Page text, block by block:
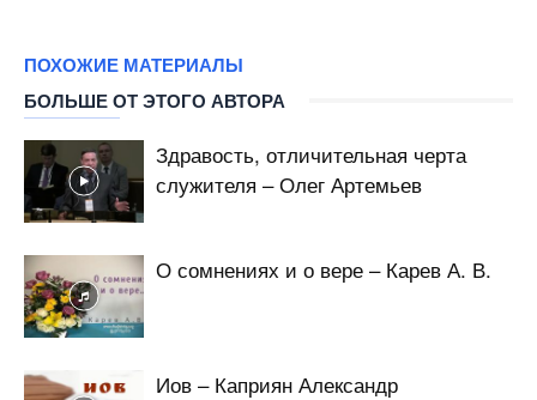
ПОХОЖИЕ МАТЕРИАЛЫ
БОЛЬШЕ ОТ ЭТОГО АВТОРА
Здравость, отличительная черта
служителя – Олег Артемьев
О сомнениях и о вере – Карев А. В.
Иов – Каприян Александр